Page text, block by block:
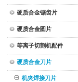
硬质合金锯齿片
硬质合金圆片
等离子切割机配件
硬质合金刀片
机夹焊接刀片